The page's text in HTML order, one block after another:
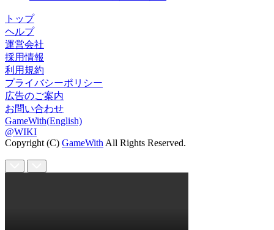
トップ
ヘルプ
運営会社
採用情報
利用規約
プライバシーポリシー
広告のご案内
お問い合わせ
GameWith(English)
@WIKI
Copyright (C) GameWith All Rights Reserved.